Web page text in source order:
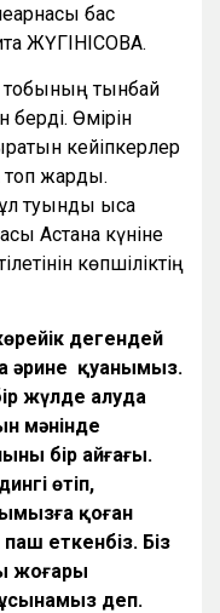
бас
ЖҮГІНІСОВА.
тобының тынбай
берді. Өмірін
кейіпкерлер
топ жарды.
туынды қысқа
Астана күніне
көпшіліктің
дегендей
әрине қуанымыз.
жүлде алуда
мәнінде
бір айғағы.
өтіп,
қоған
еткенбіз. Біз
жоғары
деп.